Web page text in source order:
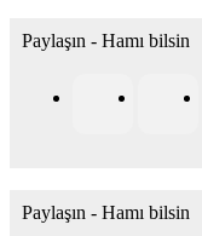
Paylaşın - Hamı bilsin
Paylaşın - Hamı bilsin